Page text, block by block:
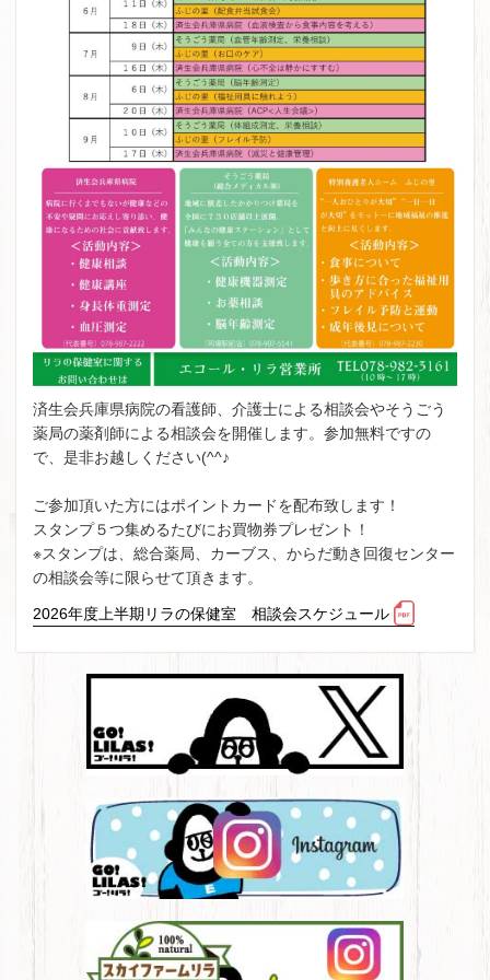
済生会兵庫県病院の看護師、介護士による相談会やそうごう
薬局の薬剤師による相談会を開催します。参加無料ですの
で、是非お越しください(^^♪
ご参加頂いた方にはポイントカードを配布致します！
スタンプ５つ集めるたびにお買物券プレゼント！
※スタンプは、総合薬局、カーブス、からだ動き回復センター
の相談会等に限らせて頂きます。
2026年度上半期リラの保健室 相談会スケジュール